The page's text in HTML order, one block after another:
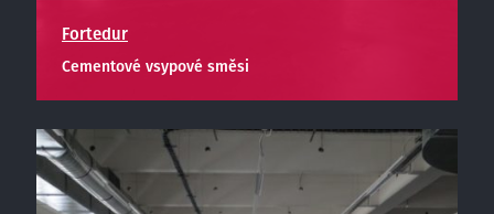
Fortedur
Cementové vsypové směsi